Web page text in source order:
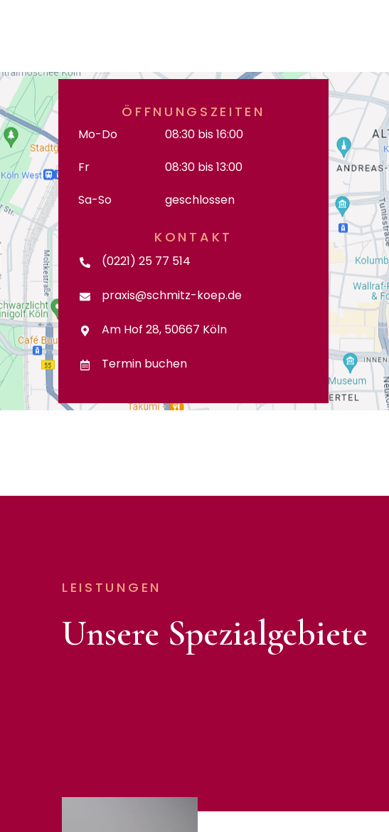
ÖFFNUNGSZEITEN
Mo-Do
08:30 bis 16:00
Fr
08:30 bis 13:00
Sa-So
geschlossen
KONTAKT
(0221) 25 77 514
praxis@schmitz-koep.de
Am Hof 28, 50667 Köln
Termin buchen
LEISTUNGEN
Unsere Spezialgebiete